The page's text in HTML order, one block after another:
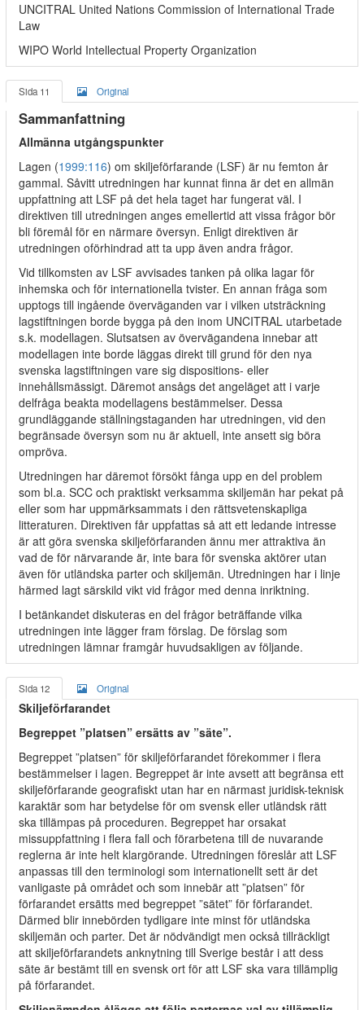
UNCITRAL United Nations Commission of International Trade
Law
WIPO World Intellectual Property Organization
Sida 11 Original
Sammanfattning
Allmänna utgångspunkter
Lagen (1999:116) om skiljeförfarande (LSF) är nu femton år
gammal. Såvitt utredningen har kunnat finna är det en allmän
uppfattning att LSF på det hela taget har fungerat väl. I
direktiven till utredningen anges emellertid att vissa frågor bör
bli föremål för en närmare översyn. Enligt direktiven är
utredningen oförhindrad att ta upp även andra frågor.
Vid tillkomsten av LSF avvisades tanken på olika lagar för
inhemska och för internationella tvister. En annan fråga som
upptogs till ingående överväganden var i vilken utsträckning
lagstiftningen borde bygga på den inom UNCITRAL utarbetade
s.k. modellagen. Slutsatsen av övervägandena innebar att
modellagen inte borde läggas direkt till grund för den nya
svenska lagstiftningen vare sig dispositions- eller
innehållsmässigt. Däremot ansågs det angeläget att i varje
delfråga beakta modellagens bestämmelser. Dessa
grundläggande ställningstaganden har utredningen, vid den
begränsade översyn som nu är aktuell, inte ansett sig böra
ompröva.
Utredningen har däremot försökt fånga upp en del problem
som bl.a. SCC och praktiskt verksamma skiljemän har pekat på
eller som har uppmärksammats i den rättsvetenskapliga
litteraturen. Direktiven får uppfattas så att ett ledande intresse
är att göra svenska skiljeförfaranden ännu mer attraktiva än
vad de för närvarande är, inte bara för svenska aktörer utan
även för utländska parter och skiljemän. Utredningen har i linje
härmed lagt särskild vikt vid frågor med denna inriktning.
I betänkandet diskuteras en del frågor beträffande vilka
utredningen inte lägger fram förslag. De förslag som
utredningen lämnar framgår huvudsakligen av följande.
Sida 12 Original
Skiljeförfarandet
Begreppet ”platsen” ersätts av ”säte”.
Begreppet ”platsen” för skiljeförfarandet förekommer i flera
bestämmelser i lagen. Begreppet är inte avsett att begränsa ett
skiljeförfarande geografiskt utan har en närmast juridisk-teknisk
karaktär som har betydelse för om svensk eller utländsk rätt
ska tillämpas på proceduren. Begreppet har orsakat
missuppfattning i flera fall och förarbetena till de nuvarande
reglerna är inte helt klargörande. Utredningen föreslår att LSF
anpassas till den terminologi som internationellt sett är det
vanligaste på området och som innebär att ”platsen” för
förfarandet ersätts med begreppet ”sätet” för förfarandet.
Därmed blir innebörden tydligare inte minst för utländska
skiljemän och parter. Det är nödvändigt men också tillräckligt
att skiljeförfarandets anknytning till Sverige består i att dess
säte är bestämt till en svensk ort för att LSF ska vara tillämplig
på förfarandet.